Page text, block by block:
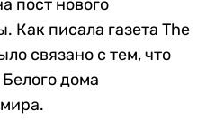
пост нового
Как писала газета The
связано с тем, что
Белого дома